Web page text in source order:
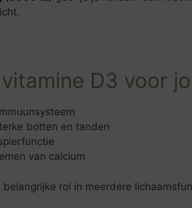
D3 voor
botten en tanden
van calcium
rol in meerdere